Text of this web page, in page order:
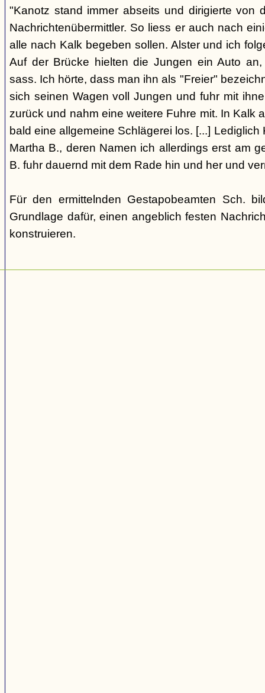
"Kanotz stand immer abseits und dirigierte von
Nachrichtenübermittler. So liess er auch nach
alle nach Kalk begeben sollen. Alster und ich
Auf der Brücke hielten die Jungen ein Auto
sass. Ich hörte, dass man ihn als "Freier"
sich seinen Wagen voll Jungen und fuhr mit
zurück und nahm eine weitere Fuhre mit. In Kalk
bald eine allgemeine Schlägerei los. [...]
Martha B., deren Namen ich allerdings erst am
B. fuhr dauernd mit dem Rade hin und her und
Für den ermittelnden Gestapobeamten Sch.
Grundlage dafür, einen angeblich festen
konstruieren.